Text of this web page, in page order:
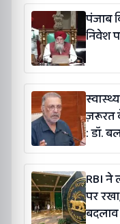
पंजाब
निवेश
ज़रूरत
: डॉ.
RBI ने
पर
बदलाव